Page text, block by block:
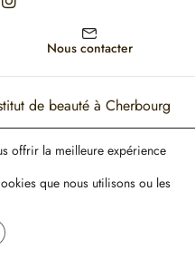
Nous contacter
de beauté à Cherbourg
de confidentialité et les conditions
s'appliquent.
offrir la meilleure expérience
que nous utilisons ou les
la bannière des cookies